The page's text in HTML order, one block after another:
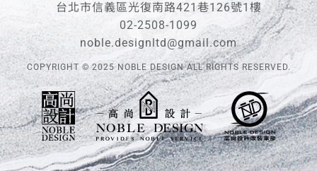
台北市信義區光復南路421巷126號1樓
02-2508-1099
noble.designltd@gmail.com
COPYRIGHT © 2025 NOBLE DESIGN ALL RIGHTS RESERVED.